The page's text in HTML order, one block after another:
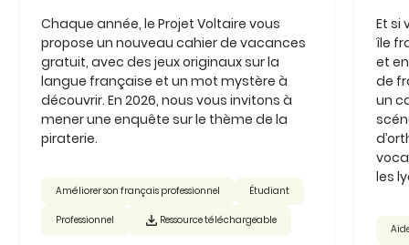
Chaque année, le Projet Voltaire vous
propose un nouveau cahier de vacances
gratuit, avec des jeux originaux sur la
langue française et un mot mystère à
découvrir. En 2026, nous vous invitons à
mener une enquête sur le thème de la
piraterie.
Améliorer son français professionnel Étudiant
Professionnel Ressource téléchargeable
Et si
île
et
de
un
les